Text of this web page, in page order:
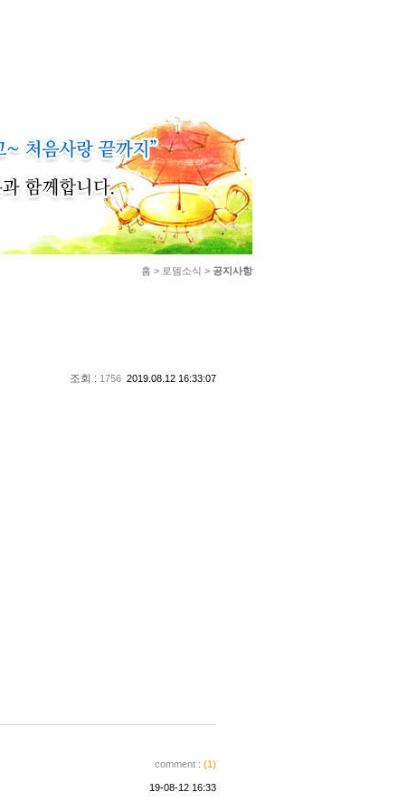
홈 > 로뎀소식 > 공지사항
조회 : 1756 2019.08.12 16:33:07
comment : (1)
19-08-12 16:33